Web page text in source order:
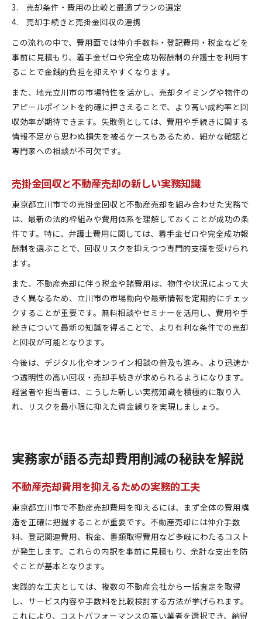
売却条件・費用の比較と最適プランの選定
売却手続きと売掛金回収の連携
この流れの中で、費用面では仲介手数料・登記費用・税金などを
事前に見積もり、着手金ゼロや完全成功報酬制の弁護士を利用す
ることで金銭的負担を抑えやすくなります。
また、地元立川市の市場特性を活かし、売却タイミングや物件の
アピールポイントを的確に押さえることで、より高い成約率と回
収効率が期待できます。失敗例としては、費用や手続きに関する
情報不足から思わぬ損失を被るケースもあるため、細かな確認と
専門家への相談が不可欠です。
売掛金回収と不動産売却の新しい実務知識
東京都立川市での売掛金回収と不動産売却を組み合わせた実務で
は、最新の法的枠組みや費用体系を理解しておくことが成功の条
件です。特に、弁護士費用に関しては、着手金ゼロや完全成功報
酬制を選ぶことで、回収リスクを抑えつつ専門的支援を受けられ
ます。
また、不動産売却に伴う税金や諸費用は、物件や状況によって大
きく異なるため、立川市の市場動向や最新情報を定期的にチェッ
クすることが重要です。無料相談やセミナーを活用し、費用や手
続きについて最新の知識を得ることで、より有利な条件での売却
と回収が可能となります。
今後は、デジタル化やオンライン相談の普及も進み、より迅速か
つ透明性の高い回収・売却手続きが求められるようになります。
経営者や担当者は、こうした新しい実務知識を積極的に取り入
れ、リスクを最小限に抑えた資金繰りを実現しましょう。
実務家が語る売却費用削減の秘訣を解説
不動産売却費用を抑えるための実務的工夫
東京都立川市で不動産売却費用を抑えるには、まず全体の費用構
造を正確に把握することが重要です。不動産売却には仲介手数
料、登記関連費用、税金、書類取得費用など多岐にわたるコスト
が発生します。これらの内訳を事前に見積もり、余計な支出を防
ぐことが基本となります。
実践的な工夫としては、複数の不動産会社から一括査定を取得
し、サービス内容や手数料を比較検討する方法が挙げられます。
これにより、コストパフォーマンスの高い業者を選択でき、納得